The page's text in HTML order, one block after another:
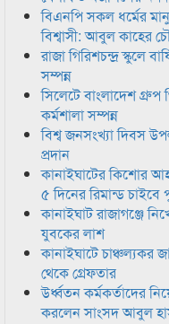
বিএনপি সকল ধর্মের
বিশ্বাসী: আবুল কাহের
রাজা গিরিশচন্দ্র স্কুলে
সম্পন্ন
সিলেটে বাংলাদেশ গ্রুপ
কর্মশালা সম্পন্ন
বিশ্ব জনসংখ্যা দিবস
প্রদান
কানাইঘাটের কিশোর
৫ দিনের রিমান্ড চাইবে
কানাইঘাট রাজাগঞ্জে
যুবকের লাশ
কানাইঘাটে চাঞ্চল্যকর
থেকে গ্রেফতার
উর্ধ্বতন কর্মকর্তাদের
করলেন সাংসদ আবুল